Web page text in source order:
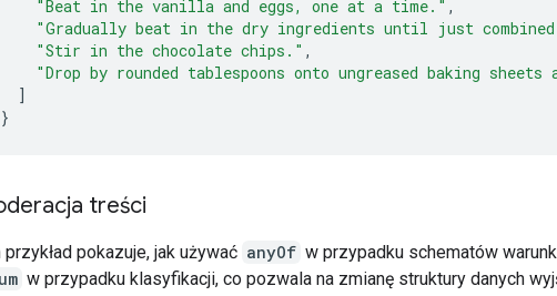
"Beat in the vanilla and eggs, one at a time." ,
"Gradually beat in the dry ingredients until just
"Stir in the chocolate chips." ,
"Drop by rounded tablespoons onto ungreased baking
]
}
treści
przykład pokazuje, jak używać anyOf w przypadku schematów
w przypadku klasyfikacji, co pozwala na zmianę struktury danych